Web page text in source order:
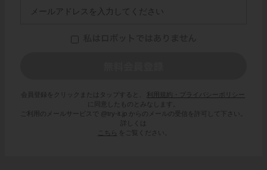
会員登録をクリックまたはタップすると、
利用規約・プライバシーポリシー
に同意したものとみなします。
ご利用のメールサービスで @try-it.jp からのメールの受信を許可して下さい。
詳しくは
こちら
をご覧ください。